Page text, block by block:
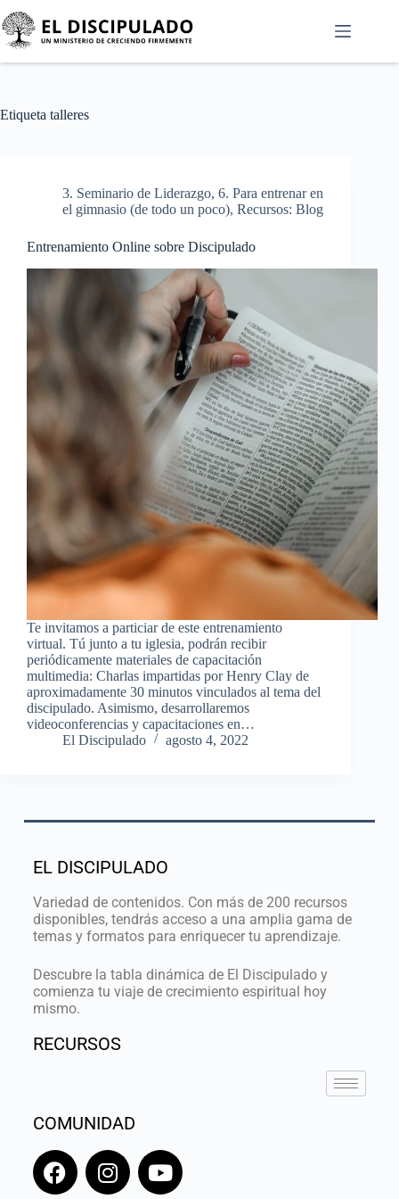
Etiqueta talleres
3. Seminario de Liderazgo, 6. Para entrenar en
el gimnasio (de todo un poco), Recursos: Blog
Entrenamiento Online sobre Discipulado
Te invitamos a particiar de este entrenamiento
virtual. Tú junto a tu iglesia, podrán recibir
periódicamente materiales de capacitación
multimedia: Charlas impartidas por Henry Clay de
aproximadamente 30 minutos vinculados al tema del
discipulado. Asimismo, desarrollaremos
videoconferencias y capacitaciones en…
El Discipulado
agosto 4, 2022
EL DISCIPULADO
Variedad de contenidos. Con más de 200 recursos
disponibles, tendrás acceso a una amplia gama de
temas y formatos para enriquecer tu aprendizaje.
Descubre la tabla dinámica de El Discipulado y
comienza tu viaje de crecimiento espiritual hoy
mismo.
RECURSOS
COMUNIDAD